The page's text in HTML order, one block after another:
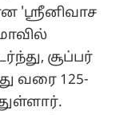
'ஸ்ரீனிவாச
சூப்பர்
வரை 125-